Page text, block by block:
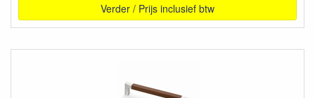
Verder / Prijs inclusief btw